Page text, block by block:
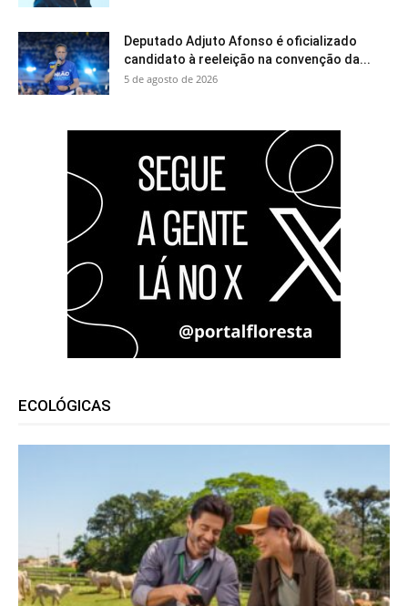
Deputado Adjuto Afonso é oficializado
candidato à reeleição na convenção da...
5 de agosto de 2026
ECOLÓGICAS